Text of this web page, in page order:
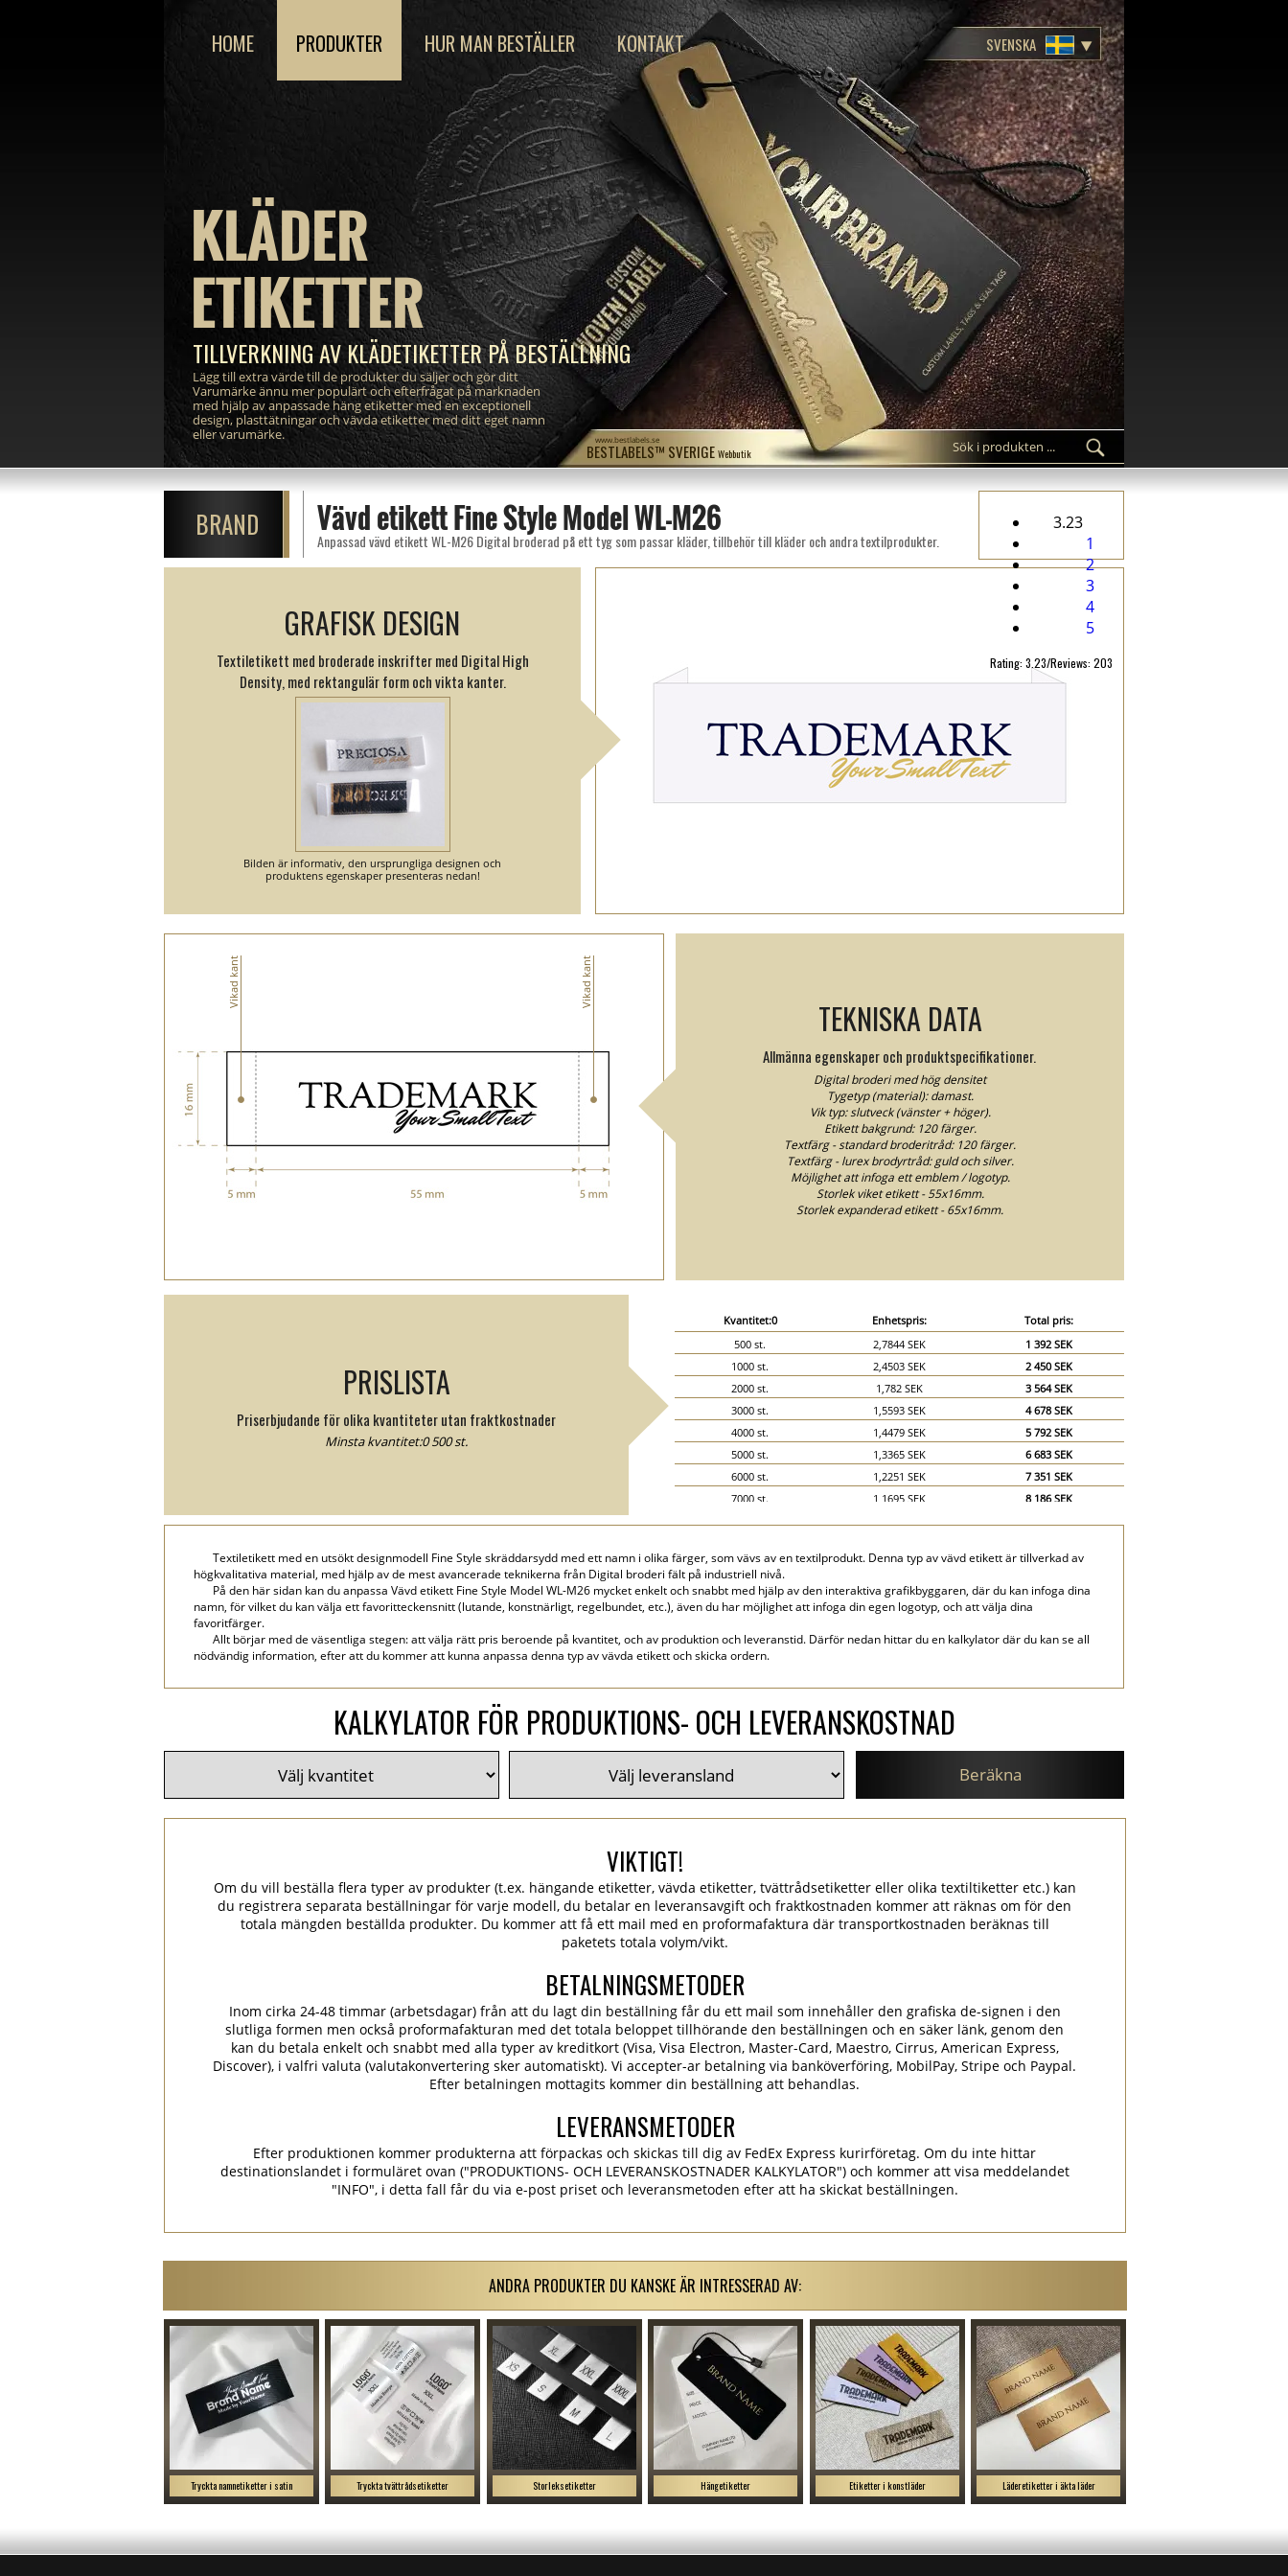
BESTLABELS™ SVERIGE Webbutik
www.bestlabels.se
KLÄDER
ETIKETTER
TILLVERKNING AV KLÄDETIKETTER PÅ BESTÄLLNING
Lägg till extra värde till de produkter du säljer och gör ditt
Varumärke ännu mer populärt och efterfrågat på marknaden
med hjälp av anpassade häng etiketter med en exceptionell
design, plasttätningar och vävda etiketter med ditt eget namn
eller varumärke.
HOME PRODUKTER HUR MAN BESTÄLLER KONTAKT SVENSKA
BRAND Vävd etikett Fine Style Model WL-M26
Anpassad vävd etikett WL-M26 Digital broderad på ett tyg som passar kläder, tillbehör till kläder och andra textilprodukter.
3.23
1
2
3
4
5
Rating: 3.23/Reviews: 203
GRAFISK DESIGN
Textiletikett med broderade inskrifter med Digital High
Density, med rektangulär form och vikta kanter.
Bilden är informativ, den ursprungliga designen och
produktens egenskaper presenteras nedan!
TEKNISKA DATA
Allmänna egenskaper och produktspecifikationer.
Digital broderi med hög densitet
Tygetyp (material): damast.
Vik typ: slutveck (vänster + höger).
Etikett bakgrund: 120 färger.
Textfärg - standard broderitråd: 120 färger.
Textfärg - lurex brodyrtråd: guld och silver.
Möjlighet att infoga ett emblem / logotyp.
Storlek viket etikett - 55x16mm.
Storlek expanderad etikett - 65x16mm.
Vikad kant Vikad kant
PRISLISTA
Priserbjudande för olika kvantiteter utan fraktkostnader
Minsta kvantitet:0 500 st.
Kvantitet:0 Enhetspris:
Total pris:
500 st.
2,7844 SEK
1 392 SEK
1000 st.
2,4503 SEK
2 450 SEK
2000 st.
1,782 SEK
3 564 SEK
3000 st.
1,5593 SEK
4 678 SEK
4000 st.
1,4479 SEK
5 792 SEK
5000 st.
1,3365 SEK
6 683 SEK
6000 st.
1,2251 SEK
7 351 SEK
7000 st.
1,1695 SEK
8 186 SEK
10000 st.
1,0024 SEK
10 024 SEK
15000 st.
0,7796 SEK
11 695 SEK
20000 st.
0,6683 SEK 13 365 SEK
Textiletikett med en utsökt designmodell Fine Style skräddarsydd med ett namn i olika färger, som vävs av en textilprodukt. Denna typ av vävd etikett är tillverkad av
högkvalitativa material, med hjälp av de mest avancerade teknikerna från Digital broderi fält på industriell nivå.
På den här sidan kan du anpassa Vävd etikett Fine Style Model WL-M26 mycket enkelt och snabbt med hjälp av den interaktiva grafikbyggaren, där du kan infoga dina
namn, för vilket du kan välja ett favoritteckensnitt (lutande, konstnärligt, regelbundet, etc.), även du har möjlighet att infoga din egen logotyp, och att välja dina
favoritfärger.
Allt börjar med de väsentliga stegen: att välja rätt pris beroende på kvantitet, och av produktion och leveranstid. Därför nedan hittar du en kalkylator där du kan se all
nödvändig information, efter att du kommer att kunna anpassa denna typ av vävda etikett och skicka ordern.
KALKYLATOR FÖR PRODUKTIONS- OCH LEVERANSKOSTNAD
Beräkna
VIKTIGT!
Om du vill beställa flera typer av produkter (t.ex. hängande etiketter, vävda etiketter, tvättrådsetiketter eller olika textiltiketter etc.) kan
du registrera separata beställningar för varje modell, du betalar en leveransavgift och fraktkostnaden kommer att räknas om för den
totala mängden beställda produkter. Du kommer att få ett mail med en proformafaktura där transportkostnaden beräknas till
paketets totala volym/vikt.
BETALNINGSMETODER
Inom cirka 24-48 timmar (arbetsdagar) från att du lagt din beställning får du ett mail som innehåller den grafiska de-signen i den
slutliga formen men också proformafakturan med det totala beloppet tillhörande den beställningen och en säker länk, genom den
kan du betala enkelt och snabbt med alla typer av kreditkort (Visa, Visa Electron, Master-Card, Maestro, Cirrus, American Express,
Discover), i valfri valuta (valutakonvertering sker automatiskt). Vi accepter-ar betalning via banköverföring, MobilPay, Stripe och Paypal.
Efter betalningen mottagits kommer din beställning att behandlas.
LEVERANSMETODER
Efter produktionen kommer produkterna att förpackas och skickas till dig av FedEx Express kurirföretag. Om du inte hittar
destinationslandet i formuläret ovan ("PRODUKTIONS- OCH LEVERANSKOSTNADER KALKYLATOR") och kommer att visa meddelandet
"INFO", i detta fall får du via e-post priset och leveransmetoden efter att ha skickat beställningen.
ANDRA PRODUKTER DU KANSKE ÄR INTRESSERAD AV:
Tryckta namnetiketter i satin Tryckta tvättrådsetiketter Storleksetiketter Hängetiketter Etiketter i konstläder Läderetiketter i äkta läder